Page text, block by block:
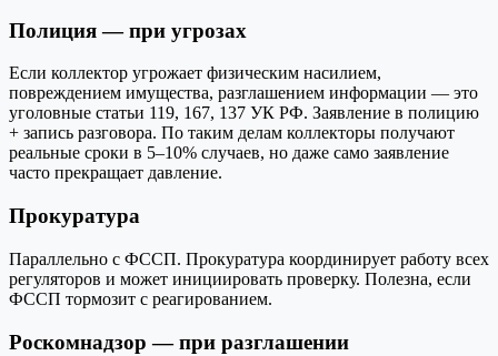
Полиция — при угрозах
Если коллектор угрожает физическим насилием,
повреждением имущества, разглашением информации — это
уголовные статьи 119, 167, 137 УК РФ. Заявление в полицию
+ запись разговора. По таким делам коллекторы получают
реальные сроки в 5–10% случаев, но даже само заявление
часто прекращает давление.
Прокуратура
Параллельно с ФССП. Прокуратура координирует работу всех
регуляторов и может инициировать проверку. Полезна, если
ФССП тормозит с реагированием.
Роскомнадзор — при разглашении